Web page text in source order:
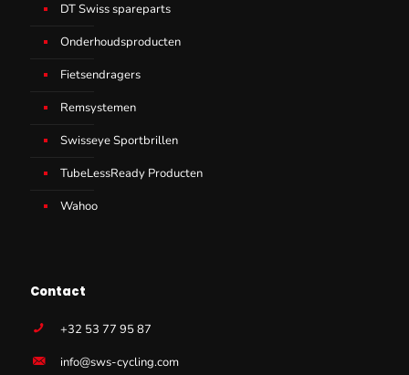
DT Swiss spareparts
Onderhoudsproducten
Fietsendragers
Remsystemen
Swisseye Sportbrillen
TubeLessReady Producten
Wahoo
Contact
+32 53 77 95 87
info@sws-cycling.com